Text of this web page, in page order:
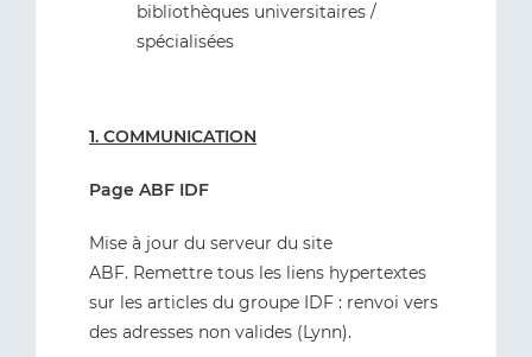
bibliothèques universitaires /
spécialisées
1. COMMUNICATION
Page ABF IDF
Mise à jour du serveur du site
ABF. Remettre tous les liens hypertextes
sur les articles du groupe IDF : renvoi vers
des adresses non valides (Lynn).